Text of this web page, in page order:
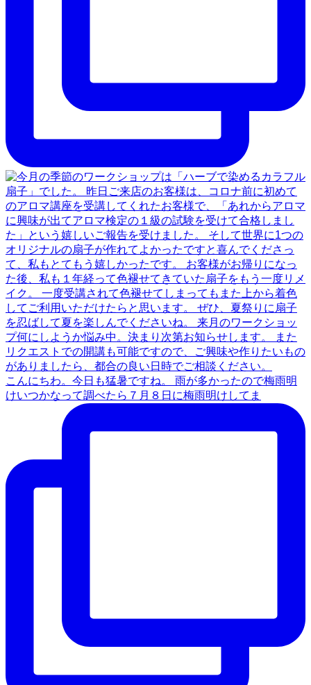
こんにちわ。今日も猛暑ですね。 雨が多かったので梅雨明
けいつかなって調べたら７月８日に梅雨明けしてま